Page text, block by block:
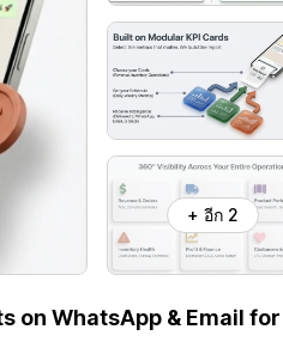
+ อีก 2
on WhatsApp & Email for